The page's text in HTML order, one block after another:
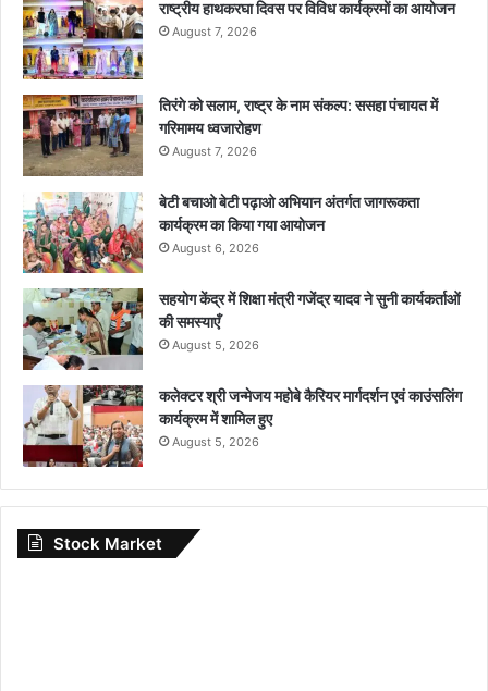
राष्ट्रीय हाथकरघा दिवस पर विविध कार्यक्रमों का आयोजन
August 7, 2026
तिरंगे को सलाम, राष्ट्र के नाम संकल्प: ससहा पंचायत में
गरिमामय ध्वजारोहण
August 7, 2026
बेटी बचाओ बेटी पढ़ाओ अभियान अंतर्गत जागरूकता
कार्यक्रम का किया गया आयोजन
August 6, 2026
सहयोग केंद्र में शिक्षा मंत्री गजेंद्र यादव ने सुनी कार्यकर्ताओं
की समस्याएँ
August 5, 2026
कलेक्टर श्री जन्मेजय महोबे कैरियर मार्गदर्शन एवं काउंसलिंग
कार्यक्रम में शामिल हुए
August 5, 2026
Stock Market